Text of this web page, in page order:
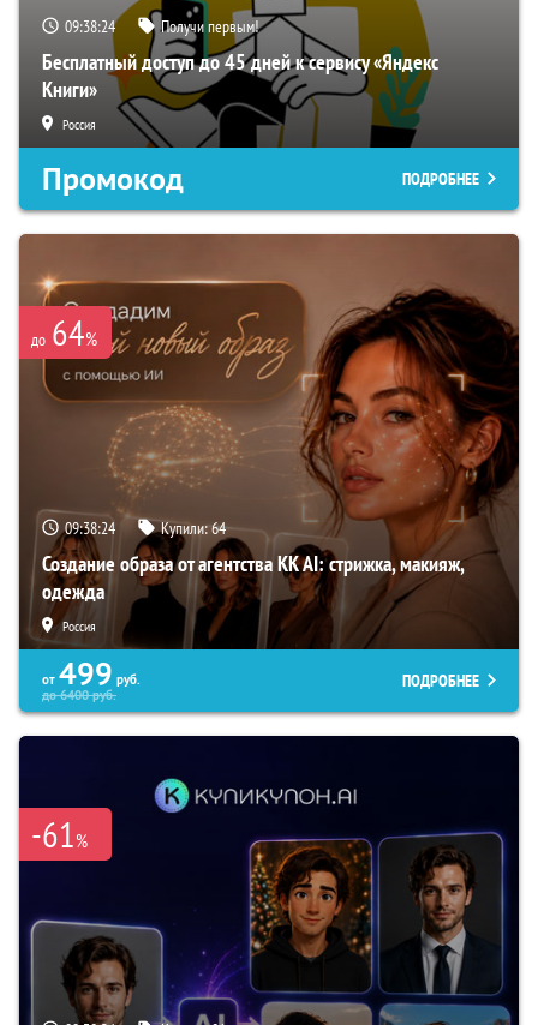
09:38:23 Получи первым!
Бесплатный доступ до 45 дней к сервису «Яндекс
Книги»
Россия
Промокод ПОДРОБНЕЕ
до 64%
09:38:23 Купили:64
Создание образа от агентства KK AI: стрижка, макияж,
одежда
Россия
от 499 руб.
до6400руб.
ПОДРОБНЕЕ
-61%